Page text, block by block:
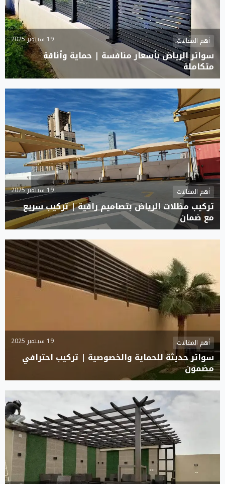
أهم المقالات 19 سبتمبر 2025
سواتر الرياض بأسعار منافسة | حماية وأناقة
متكاملة
أهم المقالات 19 سبتمبر 2025
تركيب مظلات الرياض بتصاميم راقية | تركيب سريع
مع ضمان
أهم المقالات 19 سبتمبر 2025
سواتر حديثة للحماية والخصوصية | تركيب احترافي
مضمون